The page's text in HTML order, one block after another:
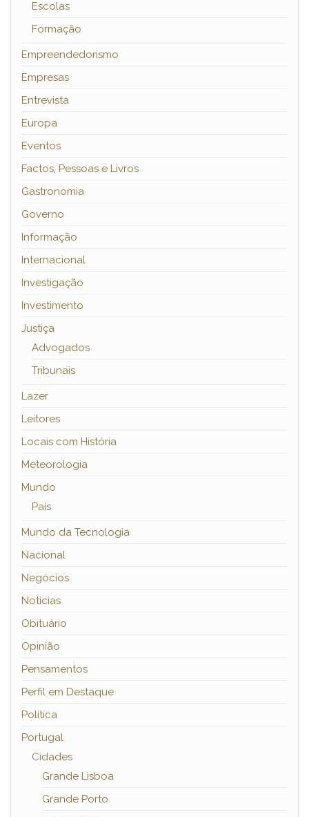
Escolas
Formação
Empreendedorismo
Empresas
Entrevista
Europa
Eventos
Factos, Pessoas e Livros
Gastronomia
Governo
Informação
Internacional
Investigação
Investimento
Justiça
Advogados
Tribunais
Lazer
Leitores
Locais com História
Meteorologia
Mundo
País
Mundo da Tecnologia
Nacional
Negócios
Notícias
Obituário
Opinião
Pensamentos
Perfil em Destaque
Política
Portugal
Cidades
Grande Lisboa
Grande Porto